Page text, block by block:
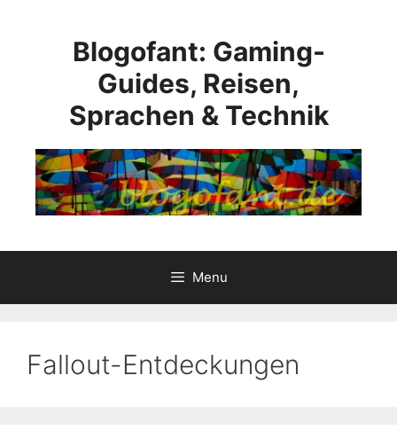
Blogofant: Gaming-
Guides, Reisen,
Sprachen & Technik
Menu
Fallout-Entdeckungen